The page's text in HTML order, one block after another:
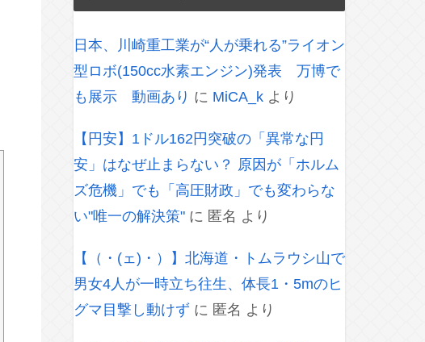
日本、川崎重工業が“人が乗れる”ライオン
型ロボ(150cc水素エンジン)発表 万博で
も展示 動画あり に MiCA_k より
【円安】1ドル162円突破の「異常な円
安」はなぜ止まらない？ 原因が「ホルム
ズ危機」でも「高圧財政」でも変わらな
い"唯一の解決策" に 匿名 より
【（・(ェ)・）】北海道・トムラウシ山で
男女4人が一時立ち往生、体長1・5mのヒ
グマ目撃し動けず に 匿名 より